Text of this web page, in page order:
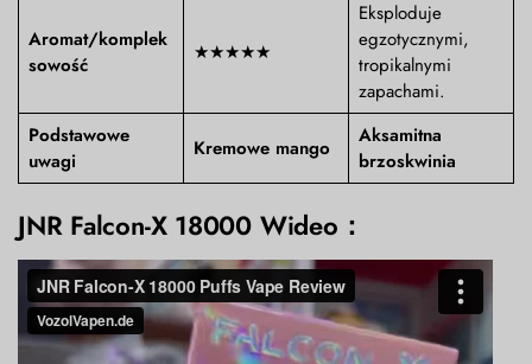
Aromat/komplek
sowość
★★★★★
Eksploduje
egzotycznymi,
tropikalnymi
zapachami.
Podstawowe
uwagi
Kremowe mango
Aksamitna
brzoskwinia
JNR Falcon-X 18000 Wideo：